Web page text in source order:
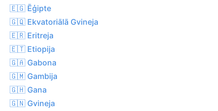
🇪🇬 Ēģipte
🇬🇶 Ekvatoriālā Gvineja
🇪🇷 Eritreja
🇪🇹 Etiopija
🇬🇦 Gabona
🇬🇲 Gambija
🇬🇭 Gana
🇬🇳 Gvineja